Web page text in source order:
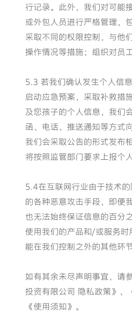
行记录。此外，我们对可能
或外包人员进行严格管理，
采取不同的权限控制，与他
操作情况等措施；组织对员
5.3 若我们确认发生个人信
启动应急预案，采取补救措
及您孩子的个人信息，我们
函、电话、推送通知等方式
我们会采取公告的形式发布
将按照监管部门要求上报个
5.4在互联网行业由于技术
的各种恶意攻击手段，即便
也无法始终保证信息的百分
使用我们的产品和/或服务
能在我们控制之外的其他环
如有其余未尽声明事宜，请
投资有限公司 隐私政策》、
《使用须知》。